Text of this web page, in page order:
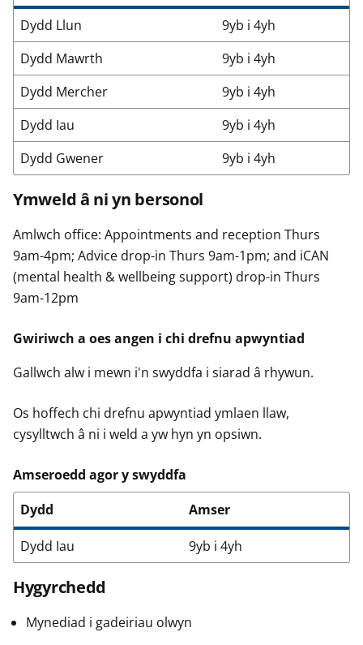
Dydd Llun
9yb i 4yh
Dydd Mawrth
9yb i 4yh
Dydd Mercher
9yb i 4yh
Dydd Iau
9yb i 4yh
Dydd Gwener
9yb i 4yh
Ymweld â ni yn bersonol
Amlwch office: Appointments and reception Thurs
9am-4pm; Advice drop-in Thurs 9am-1pm; and iCAN
(mental health & wellbeing support) drop-in Thurs
9am-12pm
Gwiriwch a oes angen i chi drefnu apwyntiad
Gallwch alw i mewn i'n swyddfa i siarad â rhywun.
Os hoffech chi drefnu apwyntiad ymlaen llaw,
cysylltwch â ni i weld a yw hyn yn opsiwn.
Amseroedd agor y swyddfa
Dydd
Amser
Dydd Iau 9yb i 4yh
Hygyrchedd
Mynediad i gadeiriau olwyn